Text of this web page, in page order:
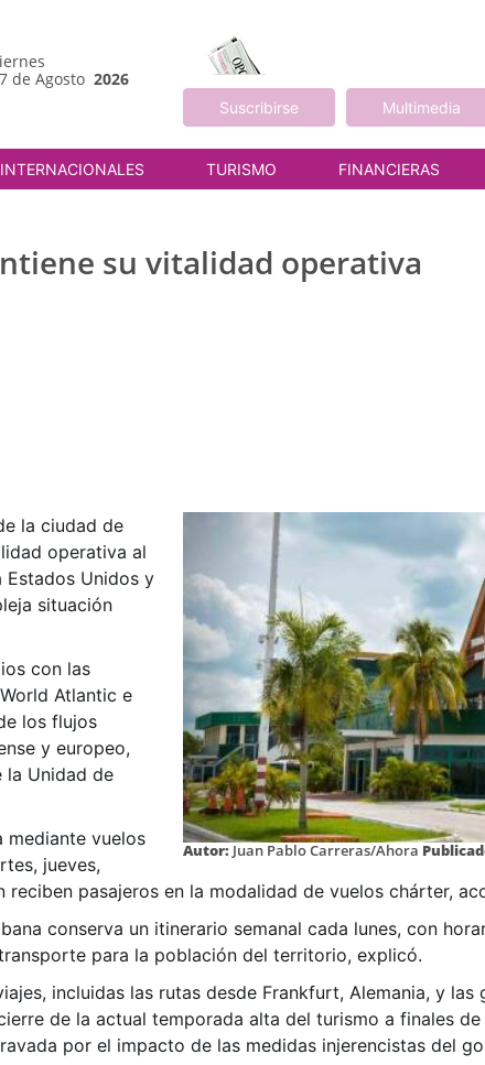
de Agosto 2026
Suscribirse Multimedia
INTERNACIONALES TURISMO FINANCIERAS
su vitalidad operativa
Autor: Juan Pablo Carreras/Ahora
la ciudad de
operativa al
Estados Unidos y
situación
con las
Atlantic e
los flujos
y europeo,
la Unidad de
mediante vuelos
jueves,
pasajeros en la modalidad de vuelos chárter,
conserva un itinerario semanal cada lunes, con
para la población del territorio, explicó.
incluidas las rutas desde Frankfurt, Alemania, y las
de la actual temporada alta del turismo a finales
por el impacto de las medidas injerencistas del